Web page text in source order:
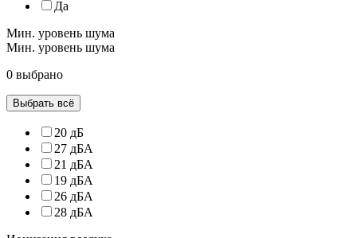
Да
Мин. уровень шума
Мин. уровень шума
0 выбрано
Выбрать всё
20 дБ
27 дБА
21 дБА
19 дБА
26 дБА
28 дБА